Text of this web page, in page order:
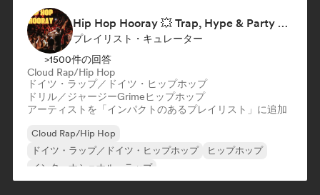
Hip Hop Hooray 💥 Trap, Hype & Party Rap Bangers
プレイリスト・キュレーター
>1500件の回答
Cloud Rap/Hip Hop
ドイツ・ラップ／ドイツ・ヒップホップ
ドリル／ジャージーGrimeヒップホップ
アーティストを「インパクトのあるプレイリスト」に追加
Cloud Rap/Hip Hop
ドイツ・ラップ／ドイツ・ヒップホップ
ヒップホップ
インターナショナル・ラップ